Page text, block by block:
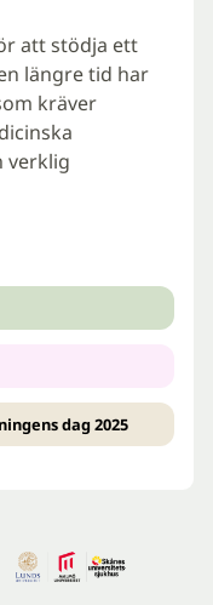
att stödja ett
längre tid har
kräver
verklig
dag 2025